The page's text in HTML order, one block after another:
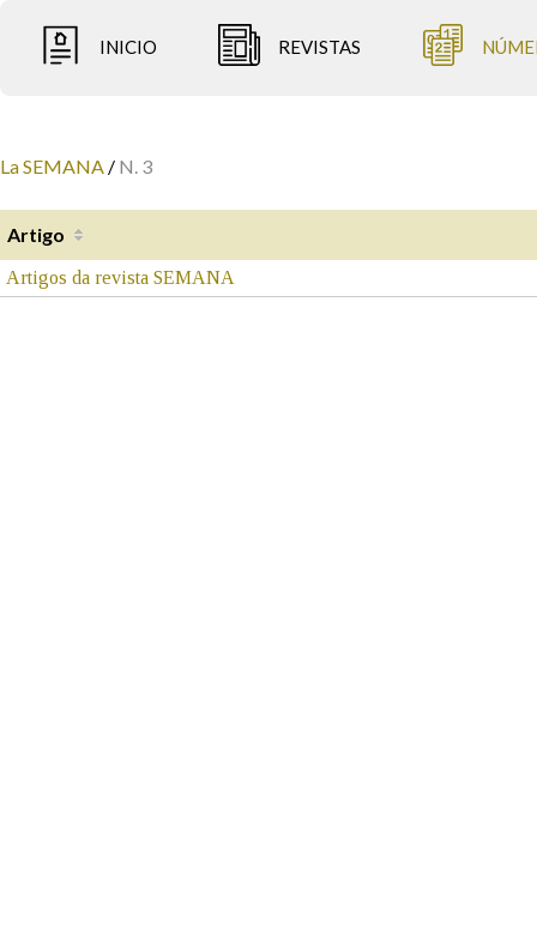
INICIO REVISTAS
La SEMANA / N. 3
Artigo
Artigos da revista SEMANA